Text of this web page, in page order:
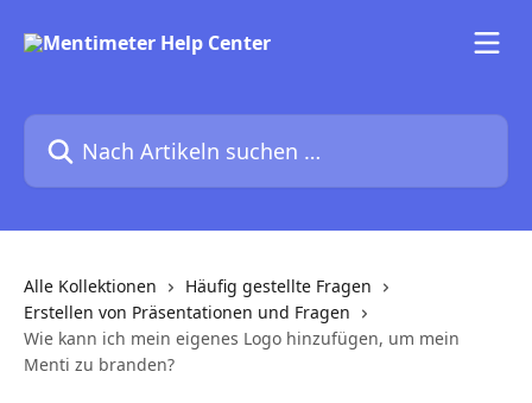
Nach Artikeln suchen …
Alle Kollektionen
Häufig gestellte Fragen
Erstellen von Präsentationen und Fragen
Wie kann ich mein eigenes Logo hinzufügen, um mein
Menti zu branden?